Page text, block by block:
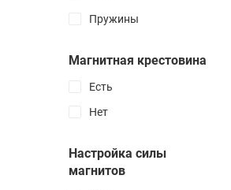
наборы для выращивания
Пружины
Магнитная крестовина
Есть
Нет
Настройка силы
магнитов